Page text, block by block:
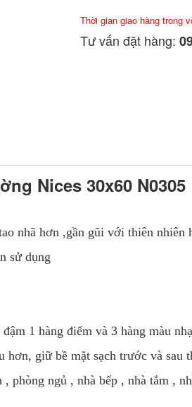
Thời gian giao hàng trong
Tư vấn đặt hàng:
Nices 30x60 N0305
nhã hơn ,gần gũi với thiên nhiên
sử dụng
1 hàng điểm và 3 hàng màu
giữ bề mặt sạch trước và sau
ngủ , nhà bếp , nhà tắm ,